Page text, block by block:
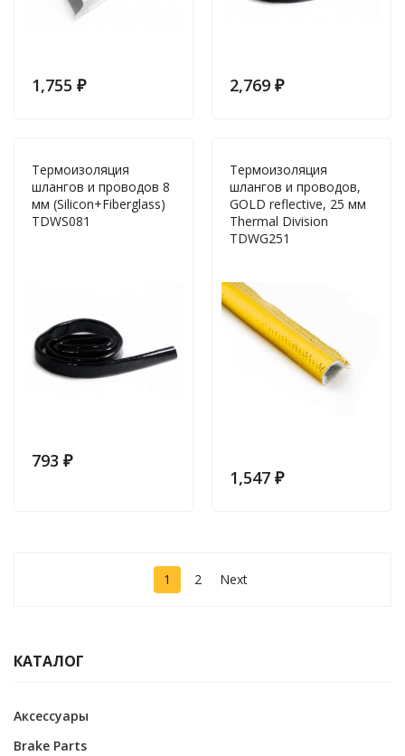
1,755 ₽ 2,769 ₽
Термоизоляция
шлангов и проводов 8
мм (Silicon+Fiberglass)
TDWS081
793 ₽
Термоизоляция
шлангов и проводов,
GOLD reflective, 25 мм
Thermal Division
TDWG251
1,547 ₽
1 2 Next
КАТАЛОГ
Аксессуары
Brake Parts